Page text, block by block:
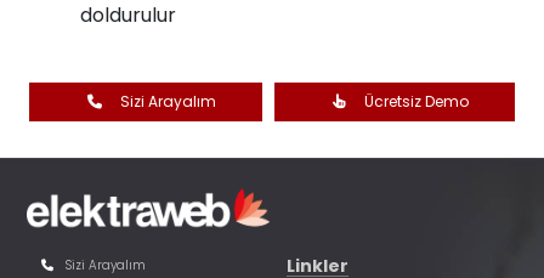
doldurulur
Sizi Arayalım Ücretsiz Demo
Sizi Arayalım Linkler